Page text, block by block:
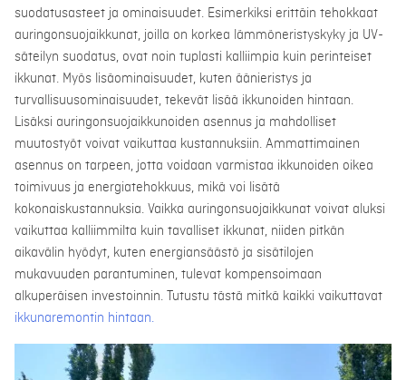
suodatusasteet ja ominaisuudet. Esimerkiksi erittäin tehokkaat
auringonsuojaikkunat, joilla on korkea lämmöneristyskyky ja UV-
säteilyn suodatus, ovat noin tuplasti kalliimpia kuin perinteiset
ikkunat. Myös lisäominaisuudet, kuten äänieristys ja
turvallisuusominaisuudet, tekevät lisää ikkunoiden hintaan.
Lisäksi auringonsuojaikkunoiden asennus ja mahdolliset
muutostyöt voivat vaikuttaa kustannuksiin. Ammattimainen
asennus on tarpeen, jotta voidaan varmistaa ikkunoiden oikea
toimivuus ja energiatehokkuus, mikä voi lisätä
kokonaiskustannuksia. Vaikka auringonsuojaikkunat voivat aluksi
vaikuttaa kalliimmilta kuin tavalliset ikkunat, niiden pitkän
aikavälin hyödyt, kuten energiansäästö ja sisätilojen
mukavuuden parantuminen, tulevat kompensoimaan
alkuperäisen investoinnin. Tutustu tästä mitkä kaikki vaikuttavat
ikkunaremontin hintaan.